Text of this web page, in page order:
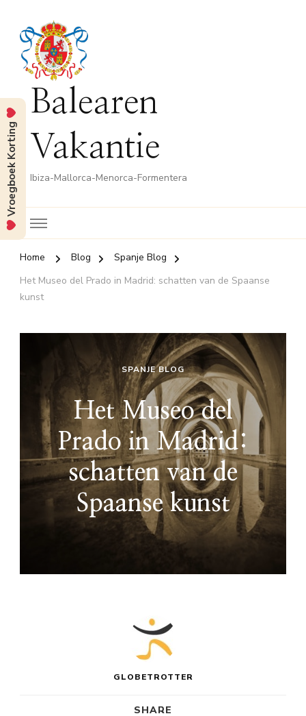
Balearen
Vakantie
Ibiza-Mallorca-Menorca-Formentera
Home Blog
Spanje Blog
Het Museo del Prado in Madrid: schatten van de Spaanse
kunst
SPANJE BLOG
Het Museo del
Prado in Madrid:
schatten van de
Spaanse kunst
GLOBETROTTER
SHARE
Vroegboek Korting